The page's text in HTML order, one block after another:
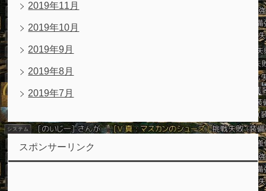
2019年11月
2019年10月
2019年9月
2019年8月
2019年7月
スポンサーリンク